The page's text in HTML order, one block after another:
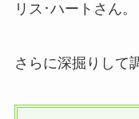
リス･ハートさん。
さらに深掘りして